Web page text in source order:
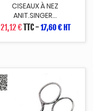
CISEAUX À NEZ
ANIT.SINGER...
21,12 €TTC-17,60 € HT